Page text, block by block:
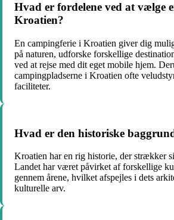
Hvad er fordelene ved at vælge
Kroatien?
En campingferie i Kroatien giver dig
på naturen, udforske forskellige
ved at rejse med dit eget mobile hjem.
campingpladserne i Kroatien ofte
faciliteter.
Hvad er den historiske
Kroatien har en rig historie, der strækker
Landet har været påvirket af forskellige
gennem årene, hvilket afspejles i dets
kulturelle arv.